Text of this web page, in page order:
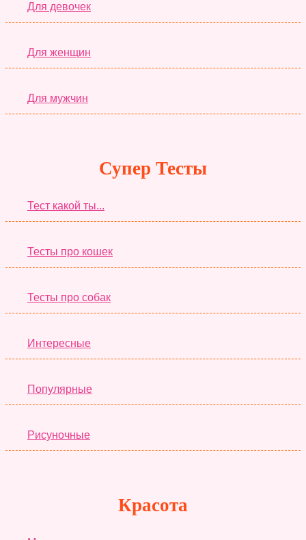
Для девочек
Для женщин
Для мужчин
Супер Тесты
Тест какой ты...
Тесты про кошек
Тесты про собак
Интересные
Популярные
Рисуночные
Красота